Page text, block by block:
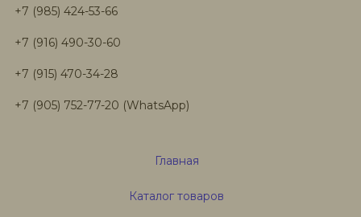
+7 (985) 424-53-66
+7 (916) 490-30-60
+7 (915) 470-34-28
+7 (905) 752-77-20 (WhatsApp)
Главная
Каталог товаров